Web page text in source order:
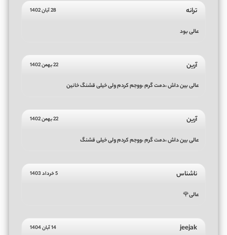
ترانه 28 آبان 1402
عالی بود
آرین 22 بهمن 1402
عالی بین داش ،دمت گرم ،ووجم کردم ولی خیلی قشنگ خانین
آرین 22 بهمن 1402
عالی بین داش ،دمت گرم ،ووجم کردم ولی خیلی قشنگ
ناشناس 5 خرداد 1403
عالی🌹
jeejak 14 آبان 1404